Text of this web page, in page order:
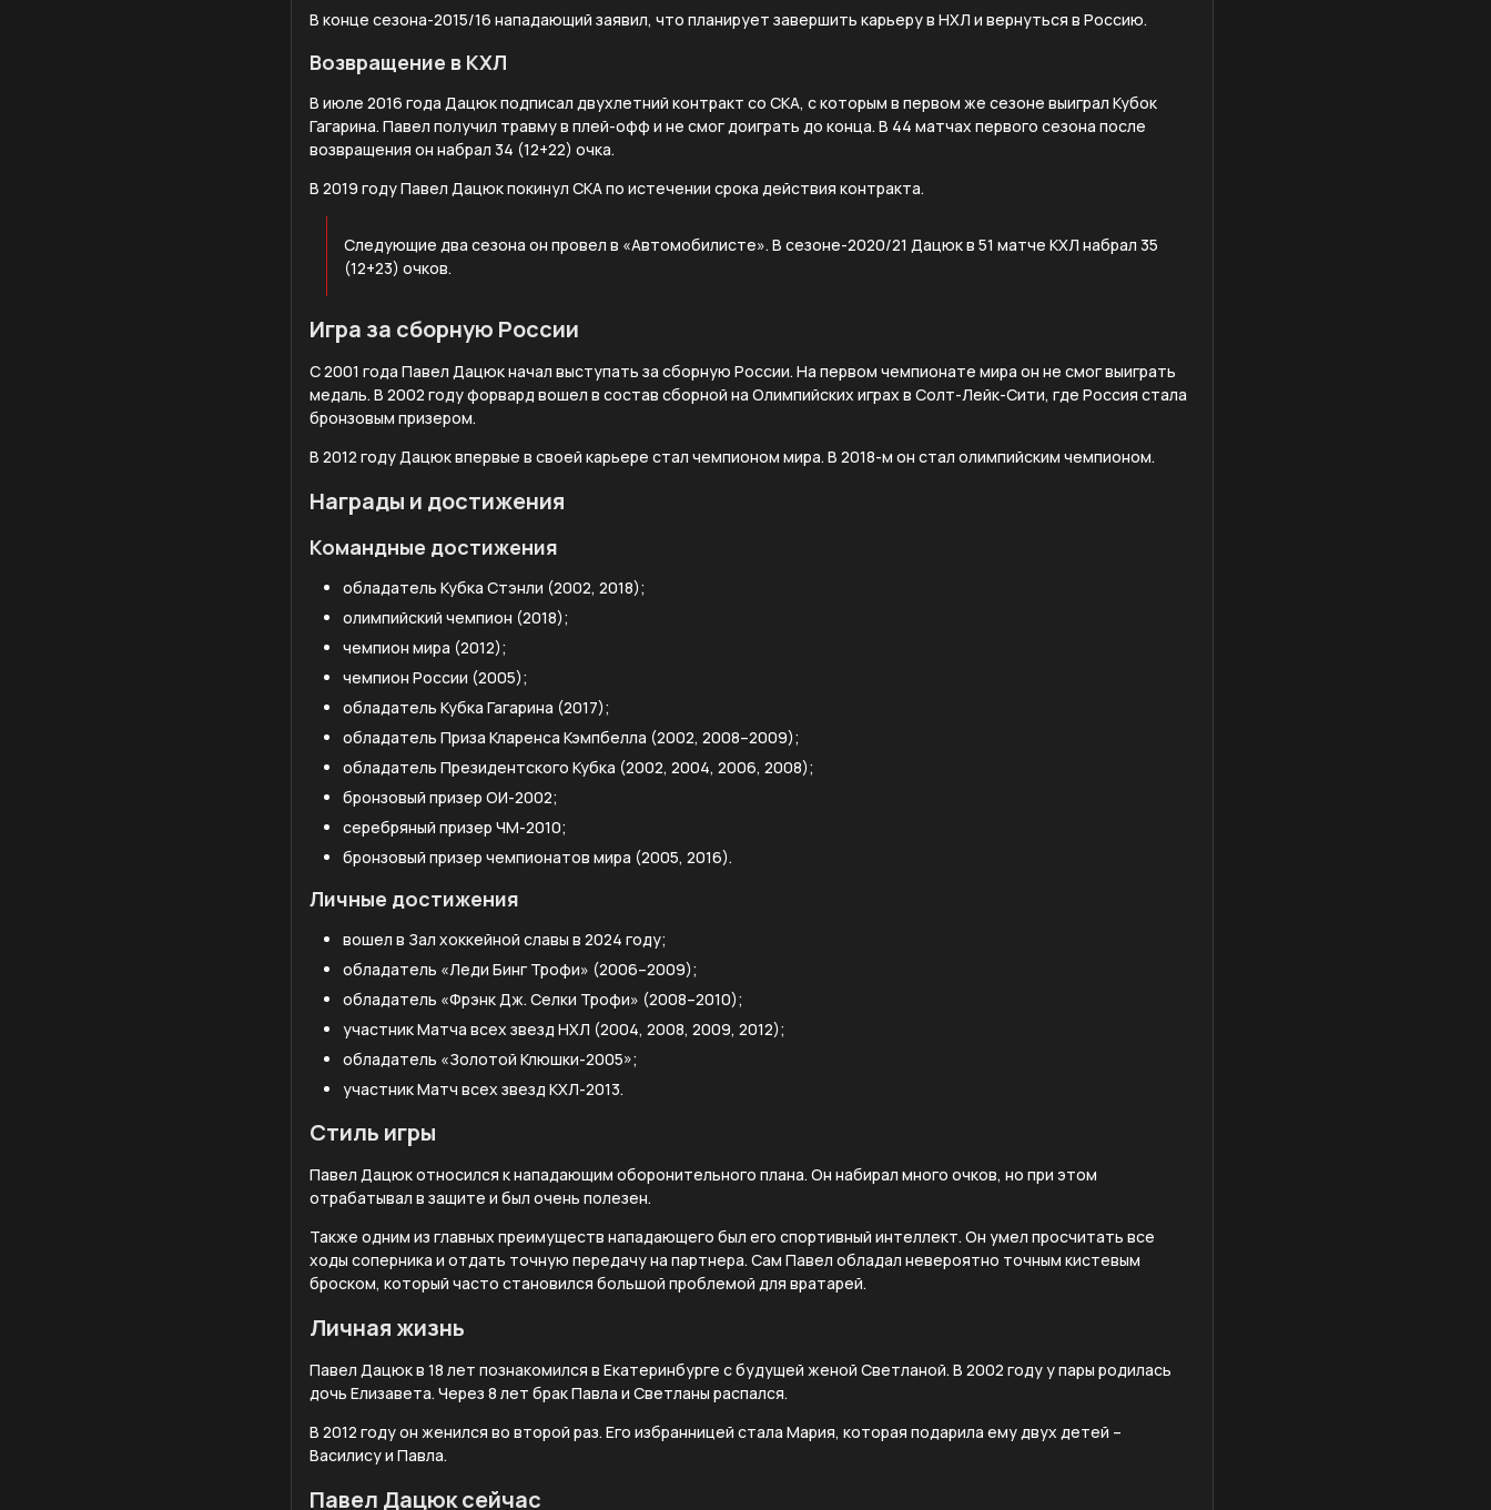
В конце сезона-2015/16 нападающий заявил, что планирует завершить карьеру в НХЛ и вернуться в Россию.
Возвращение в КХЛ
В июле 2016 года Дацюк подписал двухлетний контракт со СКА, с которым в первом же сезоне выиграл Кубок
Гагарина. Павел получил травму в плей-офф и не смог доиграть до конца. В 44 матчах первого сезона после
возвращения он набрал 34 (12+22) очка.
В 2019 году Павел Дацюк покинул СКА по истечении срока действия контракта.
Следующие два сезона он провел в «Автомобилисте». В сезоне-2020/21 Дацюк в 51 матче КХЛ набрал 35
(12+23) очков.
Игра за сборную России
С 2001 года Павел Дацюк начал выступать за сборную России. На первом чемпионате мира он не смог выиграть
медаль. В 2002 году форвард вошел в состав сборной на Олимпийских играх в Солт-Лейк-Сити, где Россия стала
бронзовым призером.
В 2012 году Дацюк впервые в своей карьере стал чемпионом мира. В 2018-м он стал олимпийским чемпионом.
Награды и достижения
Командные достижения
обладатель Кубка Стэнли (2002, 2018);
олимпийский чемпион (2018);
чемпион мира (2012);
чемпион России (2005);
обладатель Кубка Гагарина (2017);
обладатель Приза Кларенса Кэмпбелла (2002, 2008–2009);
обладатель Президентского Кубка (2002, 2004, 2006, 2008);
бронзовый призер ОИ-2002;
серебряный призер ЧМ-2010;
бронзовый призер чемпионатов мира (2005, 2016).
Личные достижения
вошел в Зал хоккейной славы в 2024 году;
обладатель «Леди Бинг Трофи» (2006–2009);
обладатель «Фрэнк Дж. Селки Трофи» (2008–2010);
участник Матча всех звезд НХЛ (2004, 2008, 2009, 2012);
обладатель «Золотой Клюшки-2005»;
участник Матч всех звезд КХЛ-2013.
Стиль игры
Павел Дацюк относился к нападающим оборонительного плана. Он набирал много очков, но при этом
отрабатывал в защите и был очень полезен.
Также одним из главных преимуществ нападающего был его спортивный интеллект. Он умел просчитать все
ходы соперника и отдать точную передачу на партнера. Сам Павел обладал невероятно точным кистевым
броском, который часто становился большой проблемой для вратарей.
Личная жизнь
Павел Дацюк в 18 лет познакомился в Екатеринбурге с будущей женой Светланой. В 2002 году у пары родилась
дочь Елизавета. Через 8 лет брак Павла и Светланы распался.
В 2012 году он женился во второй раз. Его избранницей стала Мария, которая подарила ему двух детей –
Василису и Павла.
Павел Дацюк сейчас